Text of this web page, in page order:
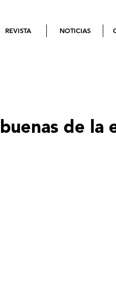
REVISTA NOTICIAS
de la